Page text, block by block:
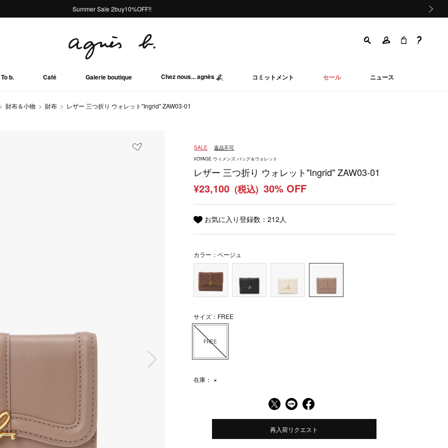
熊本地域地震の影響による配送遅延について
Summer Sale 2buy10%OFF!!
熊本地域地震の影響による配送遅延について
Summer Sale 2buy10%OFF!!
To b. Café Galerie boutique Chez nous... agnès コミットメント セール ニュース
財布＆小物 財布 レザー 三つ折り ウォレット"Ingrid" ZAW03-01
SALE 返品不可
VOYAGE ウィメンズ バッグ＆ウォレット
レザー 三つ折り ウォレット"Ingrid" ZAW03-01
¥23,100 (税込) 30% OFF
お気に入り登録数：212人
カラー：ベージュ
サイズ：FREE
FREE
在庫： ×
再入荷リクエスト